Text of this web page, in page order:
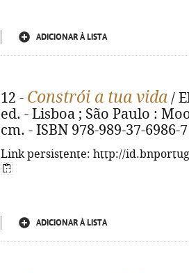
ADICIONAR À LISTA
12 - Constrói a tua vida /
ed. - Lisboa ; São Paulo :
cm. - ISBN 978-989-37-6986-7
Link persistente: http://
ADICIONAR À LISTA